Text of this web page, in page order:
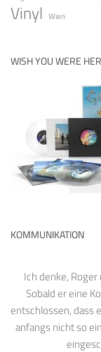
Vinyl Wien
WISH YOU WERE
KOMMUNIKATION
Ich denke,
Sobald er eine
entschlossen, dass
anfangs nicht so